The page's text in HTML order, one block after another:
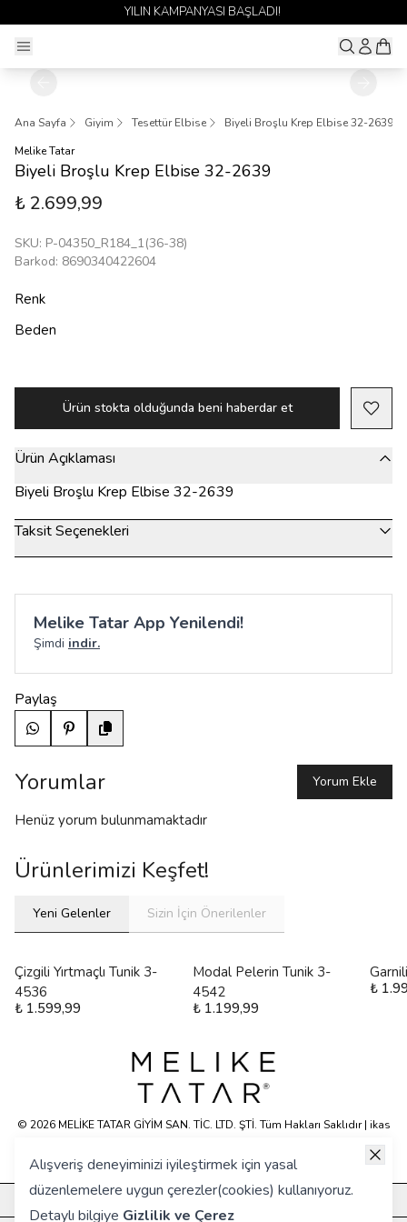
Alışveriş deneyiminizi iyileştirmek için yasal
düzenlemelere uygun çerezler(cookies) kullanıyoruz.
Detaylı bilgiye Gizlilik ve Çerez
YILIN KAMPANYASI BAŞLADI!
Ana Sayfa Giyim Tesettür Elbise
Biyeli Broşlu Krep Elbise 32-2639
Melike Tatar
Biyeli Broşlu Krep Elbise 32-2639
₺ 2.699,99
SKU: P-04350_R184_1(36-38)
Barkod: 8690340422604
Renk
Beden
Ürün stokta olduğunda beni haberdar et
Ürün Açıklaması
Biyeli Broşlu Krep Elbise 32-2639
Taksit Seçenekleri
Melike Tatar App Yenilendi!
Şimdi indir.
Paylaş
Yorumlar Yorum Ekle
Henüz yorum bulunmamaktadır
Ürünlerimizi Keşfet!
Yeni Gelenler Sizin İçin Önerilenler
Çizgili Yırtmaçlı Tunik 3-
4536
₺ 1.599,99
Modal Pelerin Tunik 3-
4542
₺ 1.199,99
₺
KURUMSAL
© 2026 MELİKE TATAR GİYİM SAN. TİC. LTD. ŞTİ. Tüm Hakları Saklıdır | ikas